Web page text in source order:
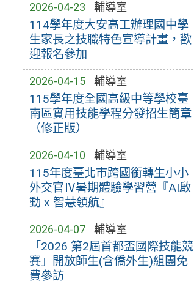
2026-04-23 輔導室
114學年度大安高工辦理國中學
生家長之技職特色宣導計畫，歡
迎報名參加
2026-04-15 輔導室
115學年度全國高級中等學校臺
南區實用技能學程分發招生簡章
（修正版）
2026-04-10 輔導室
115年度臺北市跨國銜轉生小小
外交官Ⅳ暑期體驗學習營『AI啟
動 x 智慧領航』
2026-04-07 輔導室
「2026 第2屆首都盃國際技能競
賽」開放師生(含僑外生)組團免
費參訪